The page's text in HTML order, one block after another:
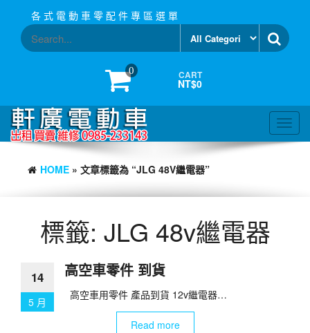
content
各 式 電 動 車 零 配 件 專 區 選 單
0 CART
NT$0
HOME » 文章標籤為 “JLG 48V繼電器”
標籤: JLG 48v繼電器
14
5 月
高空車零件 到貨
高空車用零件 產品到貨 12v繼電器…
Read more